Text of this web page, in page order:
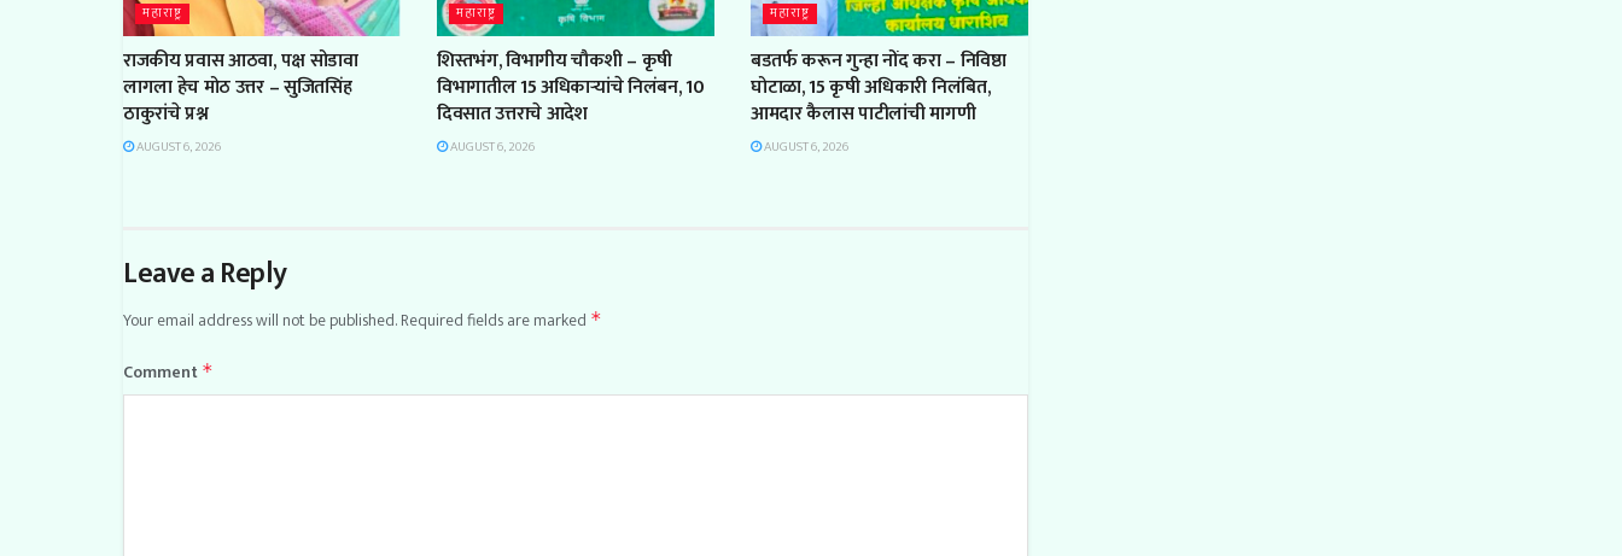
महाराष्ट्र
राजकीय प्रवास आठवा, पक्ष सोडावा
लागला हेच मोठ उत्तर – सुजितसिंह
ठाकुरांचे प्रश्न
AUGUST 6, 2026
महाराष्ट्र
शिस्तभंग, विभागीय चौकशी – कृषी
विभागातील 15 अधिकाऱ्यांचे निलंबन, 10
दिवसात उत्तराचे आदेश
AUGUST 6, 2026
महाराष्ट्र
बडतर्फ करून गुन्हा नोंद करा – निविष्ठा
घोटाळा, 15 कृषी अधिकारी निलंबित,
आमदार कैलास पाटीलांची मागणी
AUGUST 6, 2026
Leave a Reply
Your email address will not be published.Required fields are marked *
Comment *